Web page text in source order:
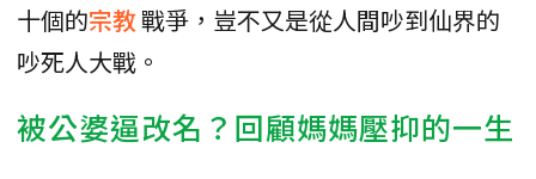
十個的宗教戰爭，豈不又是從人間吵到仙界的
吵死人大戰。
被公婆逼改名？回顧媽媽壓抑的一生